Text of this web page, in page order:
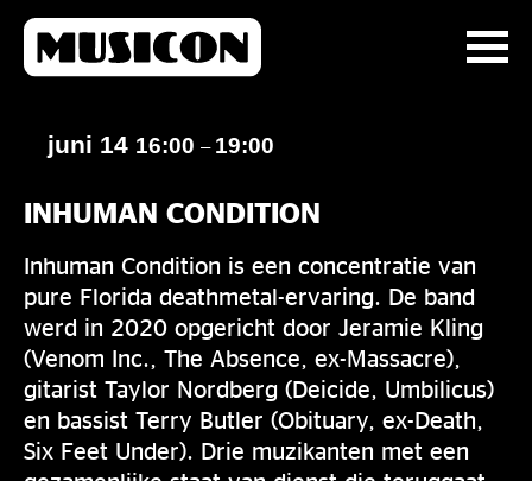
juni 14 16:00 – 19:00
INHUMAN CONDITION
Inhuman Condition is een concentratie van
pure Florida deathmetal-ervaring. De band
werd in 2020 opgericht door Jeramie Kling
(Venom Inc., The Absence, ex-Massacre),
gitarist Taylor Nordberg (Deicide, Umbilicus)
en bassist Terry Butler (Obituary, ex-Death,
Six Feet Under). Drie muzikanten met een